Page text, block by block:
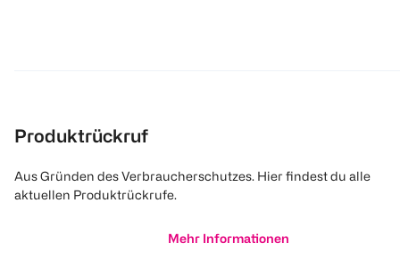
Produktrückruf
Aus Gründen des Verbraucherschutzes. Hier findest du alle
aktuellen Produktrückrufe.
Mehr Informationen